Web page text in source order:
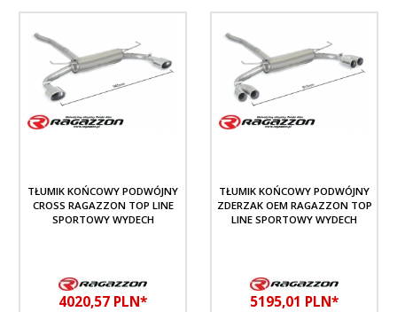
TŁUMIK KOŃCOWY PODWÓJNY
CROSS RAGAZZON TOP LINE
SPORTOWY WYDECH
4020,57 PLN*
TŁUMIK KOŃCOWY PODWÓJNY
ZDERZAK OEM RAGAZZON TOP
LINE SPORTOWY WYDECH
5195,01 PLN*